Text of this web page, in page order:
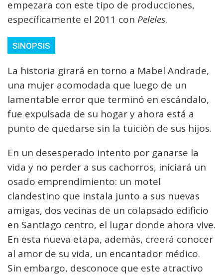
empezara con este tipo de producciones,
específicamente el 2011 con Peleles.
SINOPSIS
La historia girará en torno a Mabel Andrade,
una mujer acomodada que luego de un
lamentable error que terminó en escándalo,
fue expulsada de su hogar y ahora está a
punto de quedarse sin la tuición de sus hijos.
En un desesperado intento por ganarse la
vida y no perder a sus cachorros, iniciará un
osado emprendimiento: un motel
clandestino que instala junto a sus nuevas
amigas, dos vecinas de un colapsado edificio
en Santiago centro, el lugar donde ahora vive.
En esta nueva etapa, además, creerá conocer
al amor de su vida, un encantador médico.
Sin embargo, desconoce que este atractivo